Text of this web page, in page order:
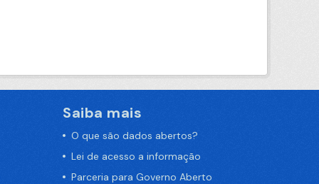
Saiba mais
O que são dados abertos?
Lei de acesso a informação
Parceria para Governo Aberto